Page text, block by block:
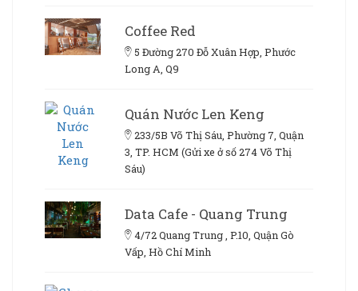
Coffee Red
5 Đường 270 Đỗ Xuân Hợp, Phước
Long A, Q9
Quán Nước Len Keng
233/5B Võ Thị Sáu, Phường 7, Quận
3, TP. HCM (Gửi xe ở số 274 Võ Thị
Sáu)
Data Cafe - Quang Trung
4/72 Quang Trung , P.10, Quận Gò
Vấp, Hồ Chí Minh